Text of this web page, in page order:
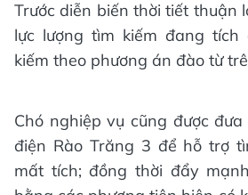
Trước diễn biến thời tiết thuận
lực lượng tìm kiếm đang tích
kiếm theo phương án đào từ
Chó nghiệp vụ cũng được
điện Rào Trăng 3 để hỗ trợ
mất tích; đồng thời đẩy